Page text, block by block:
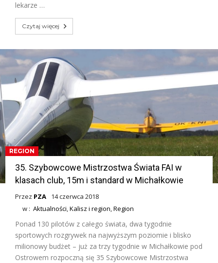
lekarze …
Czytaj więcej
REGION
35. Szybowcowe Mistrzostwa Świata FAI w
klasach club, 15m i standard w Michałkowie
Przez PZA
14 czerwca 2018
w :Aktualności,Kalisz i region,Region
Ponad 130 pilotów z całego świata, dwa tygodnie
sportowych rozgrywek na najwyższym poziomie i blisko
milionowy budżet – już za trzy tygodnie w Michałkowie pod
Ostrowem rozpoczną się 35 Szybowcowe Mistrzostwa